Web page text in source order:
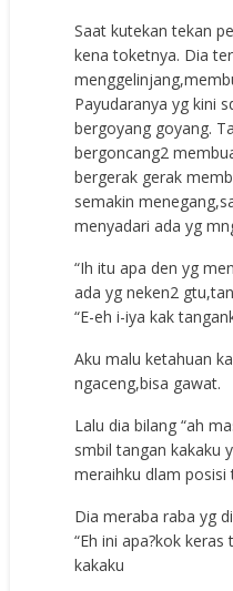
Saat kutekan tekan
kena toketnya. Dia
Payudaranya yg kini
bergoyang goyang.
bergoncang2
bergerak gerak
semakin
menyadari ada yg
“Ih itu apa den yg
ada yg neken2
“E-eh i-iya kak
Aku malu ketahuan
ngaceng,bisa gawat.
Lalu dia bilang “ah
smbil tangan kakaku
meraihku dlam posisi
Dia meraba raba yg
“Eh ini apa?kok
kakaku